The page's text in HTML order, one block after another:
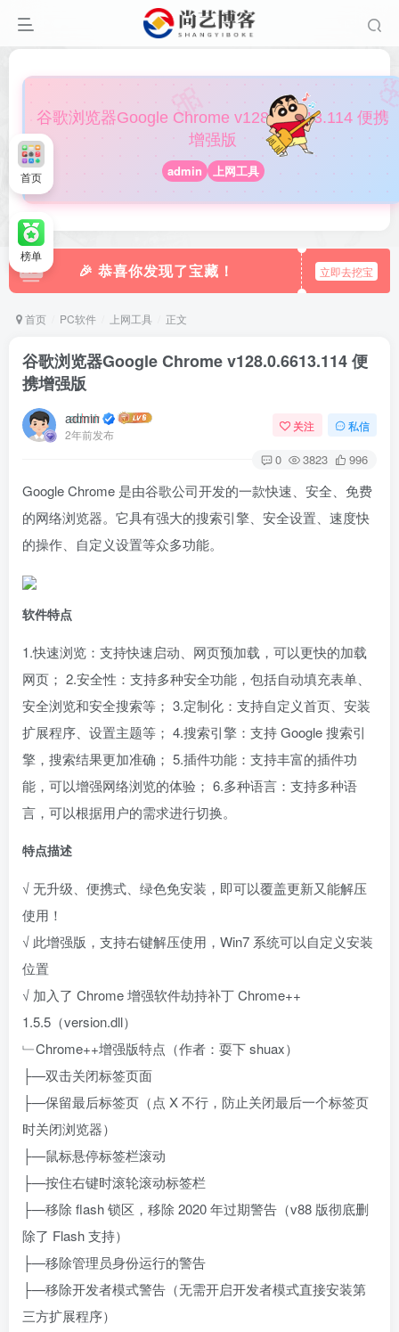
🎀
谷歌浏览器Google Chrome v128.0.6613.114 便携
增强版
admin 上网工具
🎉 恭喜你发现了宝藏！ 立即去挖宝
首页 PC软件 上网工具 正文
谷歌浏览器Google Chrome v128.0.6613.114 便
携增强版
admin
2年前发布
关注 私信
0 3823 996
Google Chrome 是由谷歌公司开发的一款快速、安全、免费
的网络浏览器。它具有强大的搜索引擎、安全设置、速度快
的操作、自定义设置等众多功能。
软件特点
1.快速浏览：支持快速启动、网页预加载，可以更快的加载
网页； 2.安全性：支持多种安全功能，包括自动填充表单、
安全浏览和安全搜索等； 3.定制化：支持自定义首页、安装
扩展程序、设置主题等； 4.搜索引擎：支持 Google 搜索引
擎，搜索结果更加准确； 5.插件功能：支持丰富的插件功
能，可以增强网络浏览的体验； 6.多种语言：支持多种语
言，可以根据用户的需求进行切换。
特点描述
√ 无升级、便携式、绿色免安装，即可以覆盖更新又能解压
使用！
√ 此增强版，支持右键解压使用，Win7 系统可以自定义安装
位置
√ 加入了 Chrome 增强软件劫持补丁 Chrome++
1.5.5（version.dll）
﹂Chrome++增强版特点（作者：耍下 shuax）
├—双击关闭标签页面
├—保留最后标签页（点 X 不行，防止关闭最后一个标签页
时关闭浏览器）
├—鼠标悬停标签栏滚动
├—按住右键时滚轮滚动标签栏
├—移除 flash 锁区，移除 2020 年过期警告（v88 版彻底删
除了 Flash 支持）
├—移除管理员身份运行的警告
├—移除开发者模式警告（无需开启开发者模式直接安装第
三方扩展程序）
首页
榜单